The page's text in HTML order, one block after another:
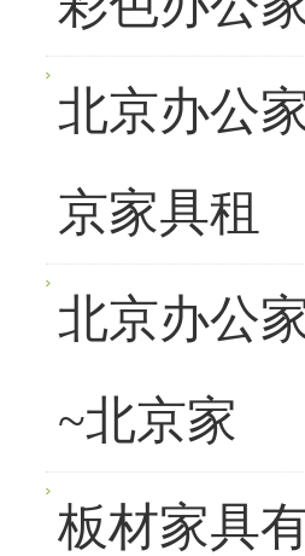
北京办公
京家具租
北京办公
~北京家
板材家具